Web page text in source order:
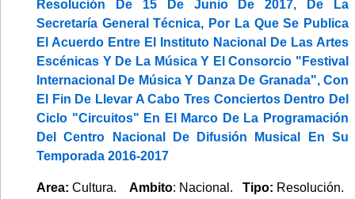
Resolución De 15 De Junio De 2017, De La
Secretaría General Técnica, Por La Que Se Publica
El Acuerdo Entre El Instituto Nacional De Las Artes
Escénicas Y De La Música Y El Consorcio "Festival
Internacional De Música Y Danza De Granada", Con
El Fin De Llevar A Cabo Tres Conciertos Dentro Del
Ciclo "Circuitos" En El Marco De La Programación
Del Centro Nacional De Difusión Musical En Su
Temporada 2016-2017
Area: Cultura. Ambito: Nacional. Tipo: Resolución.